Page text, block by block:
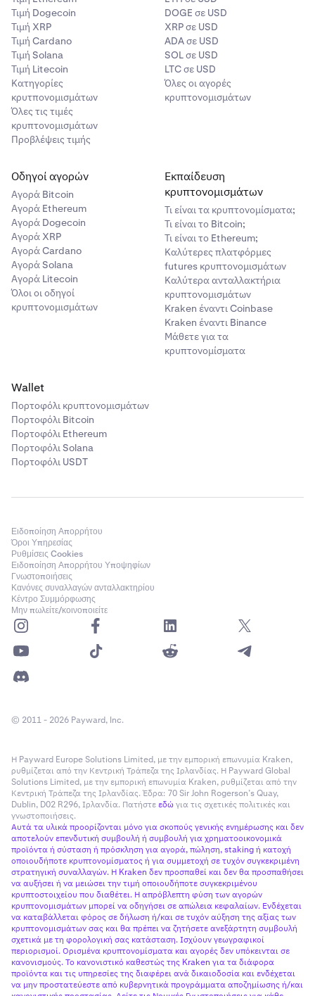
Τιμή Dogecoin
Τιμή XRP
Τιμή Cardano
Τιμή Solana
Τιμή Litecoin
Κατηγορίες
κρυτπονομισμάτων
Όλες τις τιμές
κρυπτονομισμάτων
Προβλέψεις τιμής
DOGE σε USD
XRP σε USD
ADA σε USD
SOL σε USD
LTC σε USD
Όλες οι αγορές
κρυπτονομισμάτων
Οδηγοί αγορών
Αγορά Bitcoin
Αγορά Ethereum
Αγορά Dogecoin
Αγορά XRP
Αγορά Cardano
Αγορά Solana
Αγορά Litecoin
Όλοι οι οδηγοί
κρυπτονομισμάτων
Εκπαίδευση
κρυπτονομισμάτων
Τι είναι τα κρυπτονομίσματα;
Τι είναι το Bitcoin;
Τι είναι το Ethereum;
Καλύτερες πλατφόρμες
futures κρυπτονομισμάτων
Καλύτερα ανταλλακτήρια
κρυπτονομισμάτων
Kraken έναντι Coinbase
Kraken έναντι Binance
Μάθετε για τα
κρυπτονομίσματα
Wallet
Πορτοφόλι κρυπτονομισμάτων
Πορτοφόλι Bitcoin
Πορτοφόλι Ethereum
Πορτοφόλι Solana
Πορτοφόλι USDT
Ειδοποίηση Απορρήτου
Όροι Υπηρεσίας
Ρυθμίσεις Cookies
Ειδοποίηση Απορρήτου Υποψηφίων
Γνωστοποιήσεις
Κανόνες συναλλαγών ανταλλακτηρίου
Κέντρο Συμμόρφωσης
Μην πωλείτε/κοινοποιείτε
© 2011 - 2026 Payward, Inc.
Η Payward Europe Solutions Limited, με την εμπορική επωνυμία Kraken,
ρυθμίζεται από την Κεντρική Τράπεζα της Ιρλανδίας. Η Payward Global
Solutions Limited, με την εμπορική επωνυμία Kraken, ρυθμίζεται από την
Κεντρική Τράπεζα της Ιρλανδίας. Έδρα: 70 Sir John Rogerson’s Quay,
Dublin, D02 R296, Ιρλανδία. Πατήστεεδώγια τις σχετικές πολιτικές και
γνωστοποιήσεις.
Αυτά τα υλικά προορίζονται μόνο για σκοπούς γενικής ενημέρωσης και δεν
αποτελούν επενδυτική συμβουλή ή συμβουλή για χρηματοοικονομικά
προϊόντα ή σύσταση ή πρόσκληση για αγορά, πώληση, staking ή κατοχή
οποιουδήποτε κρυπτονομίσματος ή για συμμετοχή σε τυχόν συγκεκριμένη
στρατηγική συναλλαγών. Η Kraken δεν προσπαθεί και δεν θα προσπαθήσει
να αυξήσει ή να μειώσει την τιμή οποιουδήποτε συγκεκριμένου
κρυπτοστοιχείου που διαθέτει. Η απρόβλεπτη φύση των αγορών
κρυπτονομισμάτων μπορεί να οδηγήσει σε απώλεια κεφαλαίων. Ενδέχεται
να καταβάλλεται φόρος σε δήλωση ή/και σε τυχόν αύξηση της αξίας των
κρυπτονομισμάτων σας και θα πρέπει να ζητήσετε ανεξάρτητη συμβουλή
σχετικά με τη φορολογική σας κατάσταση. Ισχύουν γεωγραφικοί
περιορισμοί. Ορισμένα κρυπτονομίσματα και αγορές δεν υπόκεινται σε
κανονισμούς. Το κανονιστικό καθεστώς της Kraken για τα διάφορα
προϊόντα και τις υπηρεσίες της διαφέρει ανά δικαιοδοσία και ενδέχεται
να μην προστατεύεστε από κυβερνητικά προγράμματα αποζημίωσης ή/και